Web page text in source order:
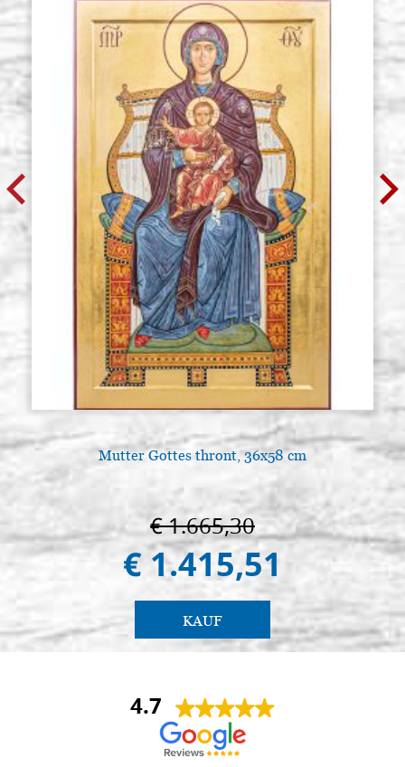
€ 7,60 ACQUISTA
Ikonen tafel, aus Lindenholz 20x20
glatt, roh
Auf Lager: 0 - COD.
€ 6,20 ACQUISTA
Ikonen tafel, aus Lindenholz 20x25
Auf Lager: 0 - COD.
€ 6,80 ACQUISTA
Ikonen tafel, aus Lindenholz 20x30
Auf Lager: 0 - COD.
€ 7,60 ACQUISTA
Ikonen tafel, aus Lindenholz 21x28
Auf Lager: 0 - COD.
ACQUISTA
Ikonen tafel, aus Lindenholz 24x32
glatt, roh
Auf Lager: 0 - COD.
G24X32
€ 9,00 ACQUISTA
Ikonen tafel, aus Lindenholz 25x25
glatt, roh
Auf Lager: 0 - COD.
G25X25
€ 7,60
Ikonen tafel, aus Lindenholz 25x30
glatt, roh
Auf Lager: 4 - COD.
G25X30
Ikonen tafel, aus Lindenholz 25x35
Auf Lager: 0 - COD.
Mutter Gottes thront, 36x58 cm
€ 1.665,30
€ 1.415,51
KAUF
4.7